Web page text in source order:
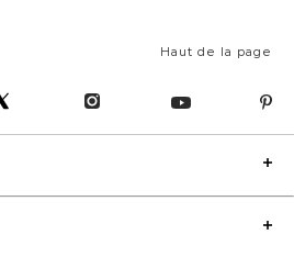
Haut de la page